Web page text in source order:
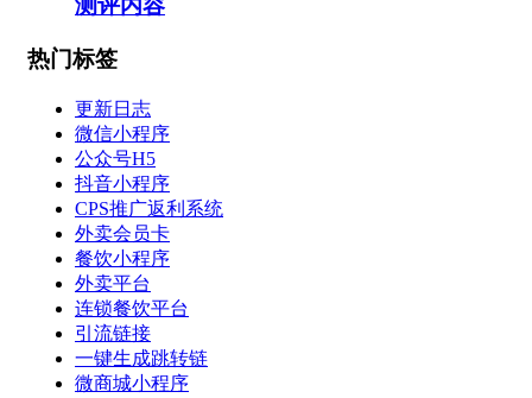
测评内容
热门标签
更新日志
微信小程序
公众号H5
抖音小程序
CPS推广返利系统
外卖会员卡
餐饮小程序
外卖平台
连锁餐饮平台
引流链接
一键生成跳转链
微商城小程序